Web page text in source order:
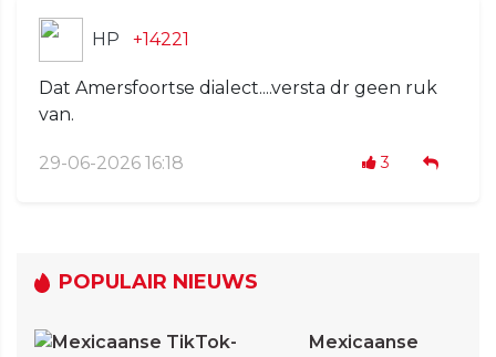
HP +14221
Dat Amersfoortse dialect....versta dr geen ruk
van.
29-06-2026 16:18 3
POPULAIR NIEUWS
Mexicaanse